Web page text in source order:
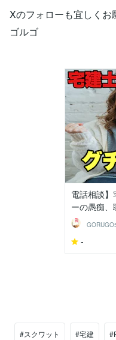
Xのフォローも宜しくお
ゴルゴ
電話相談】
ーの愚痴、
-
#スクワット #宅建